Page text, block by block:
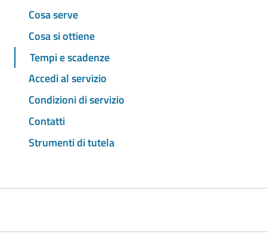
Cosa serve
Cosa si ottiene
Tempi e scadenze
Accedi al servizio
Condizioni di servizio
Contatti
Strumenti di tutela